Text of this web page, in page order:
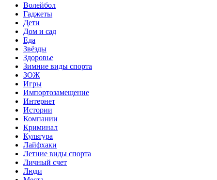
Волейбол
Гаджеты
Дети
Дом и сад
Еда
Звёзды
Здоровье
Зимние виды спорта
ЗОЖ
Игры
Импортозамещение
Интернет
Истории
Компании
Криминал
Культура
Лайфхаки
Летние виды спорта
Личный счет
Люди